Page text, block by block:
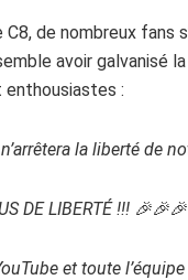
de nombreux fans
avoir galvanisé
:
la liberté de
DE LIBERTÉ !!!
et toute